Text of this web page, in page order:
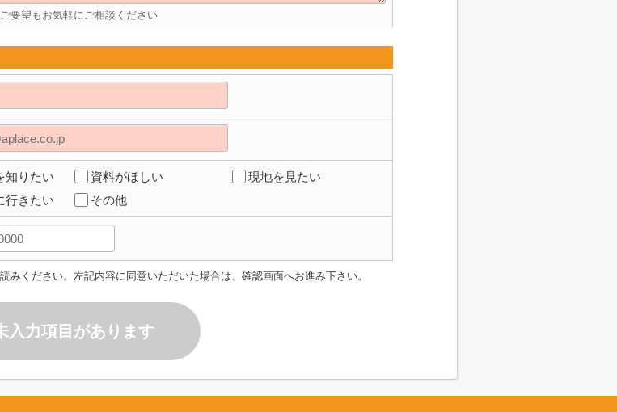
要望もお気軽にご相談ください
知りたい 資料がほしい
現地を見たい
行きたい
その他
みください。左記内容に同意いただいた場合は、確認画面へお進み下さい。
入力項目があります